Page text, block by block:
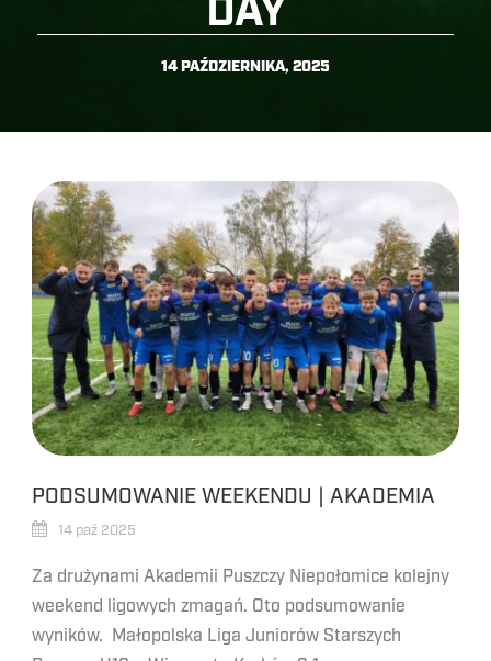
DAY
14 PAŹDZIERNIKA, 2025
PODSUMOWANIE WEEKENDU | AKADEMIA
14 paź 2025
Za drużynami Akademii Puszczy Niepołomice kolejny
weekend ligowych zmagań. Oto podsumowanie
wyników. Małopolska Liga Juniorów Starszych